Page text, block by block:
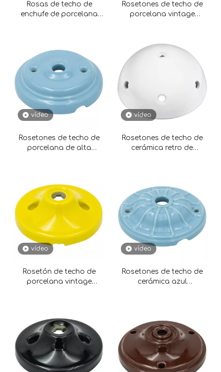
Rosas de techo de
enchufe de porcelana
Rosetones de techo de
porcelana vintage
vídeo
Rosetones de techo de
porcelana de alta
vídeo
Rosetones de techo de
cerámica retro de
vídeo
Rosetón de techo de
porcelana vintage
vídeo
Rosetones de techo de
cerámica azul